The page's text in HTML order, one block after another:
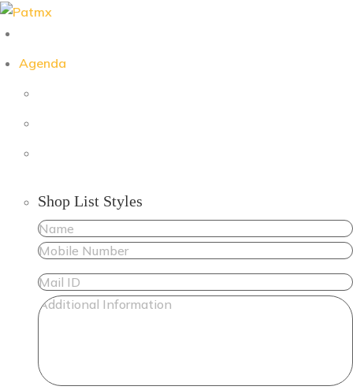
Skip
to
Agenda
Shop List Styles